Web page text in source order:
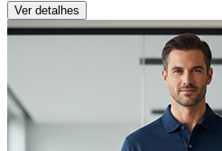
Ver detalhes